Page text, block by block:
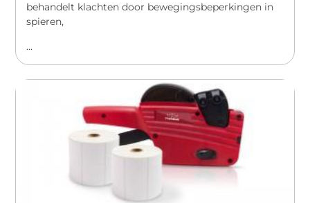
behandelt klachten door bewegingsbeperkingen in
spieren,
...